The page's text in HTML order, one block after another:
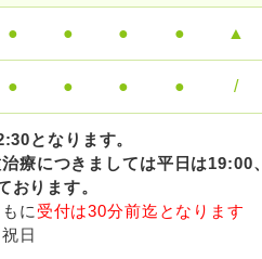
● ● ● ● ▲
● ● ● ● /
となります。
療につきましては平日は19:00、
ります。
に 受付は30分前迄となります
日